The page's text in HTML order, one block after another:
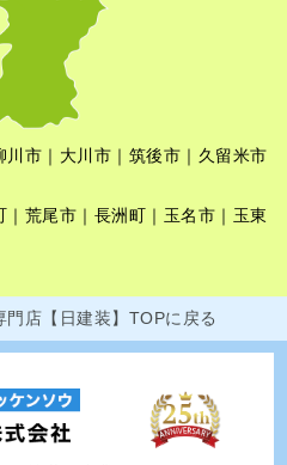
市｜大川市｜筑後市｜久留米市
荒尾市｜長洲町｜玉名市｜玉東
店【日建装】TOPに戻る